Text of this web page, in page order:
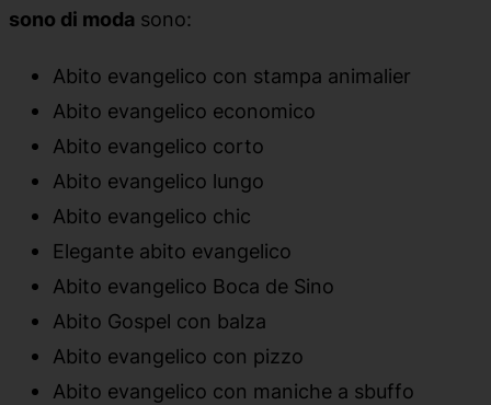
sono di moda sono:
Abito evangelico con stampa animalier
Abito evangelico economico
Abito evangelico corto
Abito evangelico lungo
Abito evangelico chic
Elegante abito evangelico
Abito evangelico Boca de Sino
Abito Gospel con balza
Abito evangelico con pizzo
Abito evangelico con maniche a sbuffo